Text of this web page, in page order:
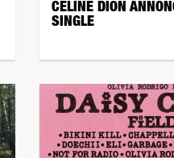
CÉLINE DION
SINGLE